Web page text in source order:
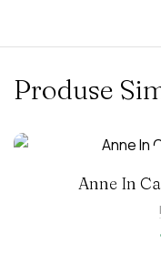
Produse
Anne In